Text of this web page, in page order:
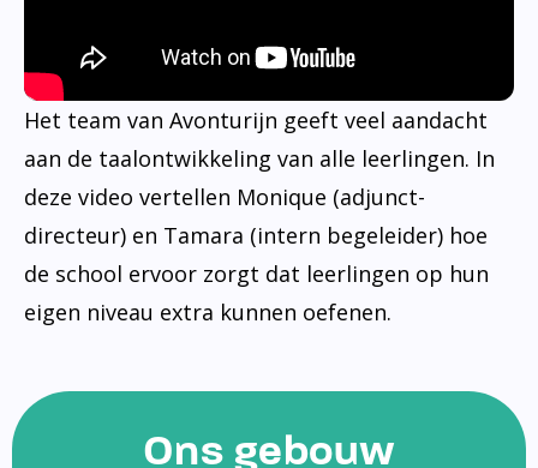
Het team van Avonturijn geeft veel aandacht
aan de taalontwikkeling van alle leerlingen. In
deze video vertellen Monique (adjunct-
directeur) en Tamara (intern begeleider) hoe
de school ervoor zorgt dat leerlingen op hun
eigen niveau extra kunnen oefenen.
Ons gebouw